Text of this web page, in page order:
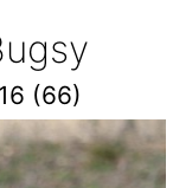
(66)